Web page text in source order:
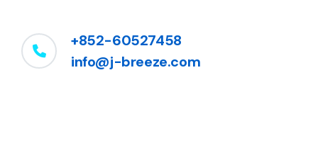
+852-60527458
info@j-breeze.com